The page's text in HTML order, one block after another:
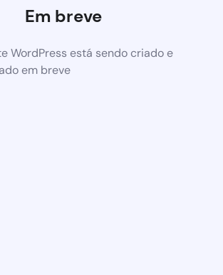
Em breve
WordPress está sendo criado e
em breve